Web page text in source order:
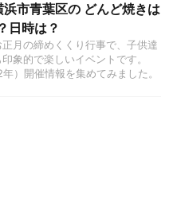
浜市青葉区の どんど焼きは
日時は？
月の締めくくり行事で、子供達
象的で楽しいイベントです。
）開催情報を集めてみました。